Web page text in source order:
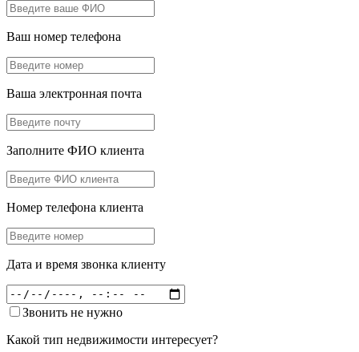
Ваш номер телефона
Ваша электронная почта
Заполните ФИО клиента
Номер телефона клиента
Дата и время звонка клиенту
Звонить не нужно
Какой тип недвижимости интересует?